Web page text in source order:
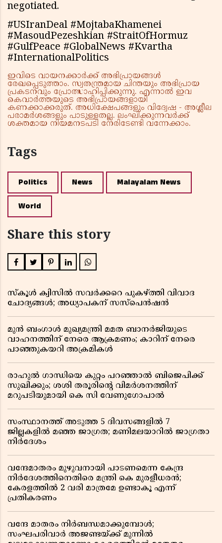
negotiated.
#USIranDeal #MojtabaKhamenei
#MasoudPezeshkian #StraitOfHormuz
#GulfPeace #GlobalNews #Kvartha
#InternationalPolitics
ഇവിടെ വായനക്കാർക്ക് അഭിപ്രായങ്ങൾ
രേഖപ്പെടുത്താം. സ്വതന്ത്രമായ ചിന്തയും അഭിപ്രായ
പ്രകടനവും പ്രോത്സാഹിപ്പിക്കുന്നു. എന്നാൽ ഇവ
കെവാർത്തയുടെ അഭിപ്രായങ്ങളായി
കണക്കാക്കരുത്. അധിക്ഷേപങ്ങളും വിദ്വേഷ - അശ്ലീല
പരാമർശങ്ങളും പാടുള്ളതല്ല. ലംഘിക്കുന്നവർക്ക്
ശക്തമായ നിയമനടപടി നേരിടേണ്ടി വന്നേക്കാം.
Tags
Politics News Malayalam News
World
Share this story
സ്കൂൾ ക്വിസിൽ സവർക്കറെ പുകഴ്ത്തി വിവാദ
ചോദ്യങ്ങൾ; അധ്യാപകന് സസ്പെൻഷൻ
മുൻ ബംഗാൾ മുഖ്യമന്ത്രി മമത ബാനർജിയുടെ
വാഹനത്തിന് നേരെ ആക്രമണം; കാറിന് നേരെ
പാഞ്ഞുകയറി അക്രമികൾ
രാഹുൽ ഗാന്ധിയെ കുറ്റം പറഞ്ഞാൽ ബിജെപിക്ക്
സുഖിക്കും; ശശി തരൂരിന്റെ വിമർശനത്തിന്
മറുപടിയുമായി കെ സി വേണുഗോപാൽ
സംസ്ഥാനത്ത് അടുത്ത 5 ദിവസങ്ങളിൽ 7
ജില്ലകളിൽ മഞ്ഞ ജാഗ്രത; മണിമലയാറിൽ ജാഗ്രതാ
നിർദേശം
വന്ദേമാതരം മുഴുവനായി പാടണമെന്ന കേന്ദ്ര
നിർദേശത്തിനെതിരെ മന്ത്രി കെ മുരളീധരൻ;
കേരളത്തിൽ 2 വരി മാത്രമേ ഉണ്ടാകൂ എന്ന്
പ്രതികരണം
വന്ദേ മാതരം നിർബന്ധമാക്കുമ്പോൾ;
സംഘപരിവാർ അജണ്ടയ്ക്ക് മുന്നിൽ